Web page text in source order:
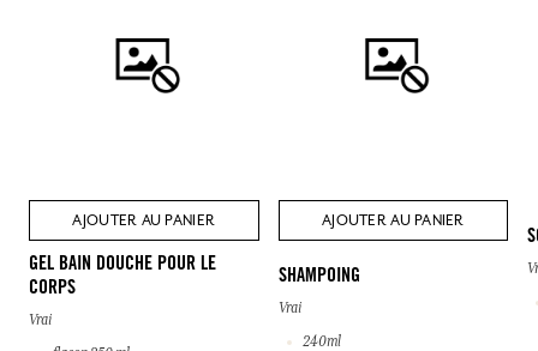
AJOUTER AU PANIER
GEL BAIN DOUCHE POUR LE
CORPS
Vrai
AJOUTER AU PANIER
SHAMPOING
Vrai
240ml